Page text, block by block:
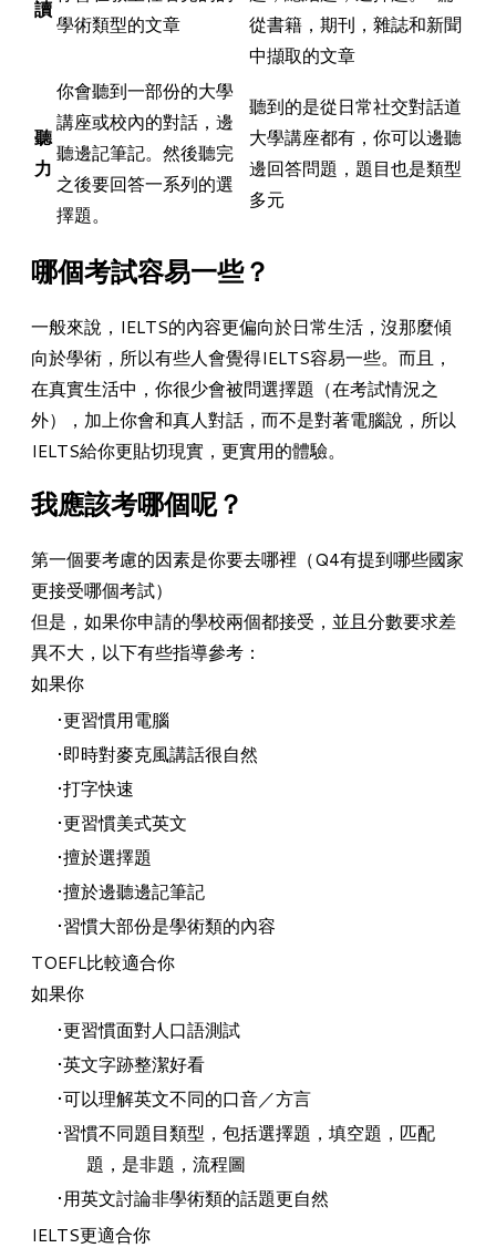
讀
學術類型的文章
從書籍，期刊，雜誌和新聞
中擷取的文章
聽
力
你會聽到一部份的大學
講座或校內的對話，邊
聽邊記筆記。然後聽完
之後要回答一系列的選
擇題。
聽到的是從日常社交對話道
大學講座都有，你可以邊聽
邊回答問題，題目也是類型
多元
哪個考試容易一些？
一般來說，IELTS的內容更偏向於日常生活，沒那麼傾
向於學術，所以有些人會覺得IELTS容易一些。而且，
在真實生活中，你很少會被問選擇題（在考試情況之
外），加上你會和真人對話，而不是對著電腦說，所以
IELTS給你更貼切現實，更實用的體驗。
我應該考哪個呢？
第一個要考慮的因素是你要去哪裡（Q4有提到哪些國家
更接受哪個考試）
但是，如果你申請的學校兩個都接受，並且分數要求差
異不大，以下有些指導參考：
如果你
更習慣用電腦
即時對麥克風講話很自然
打字快速
更習慣美式英文
擅於選擇題
擅於邊聽邊記筆記
習慣大部份是學術類的內容
TOEFL比較適合你
如果你
更習慣面對人口語測試
英文字跡整潔好看
可以理解英文不同的口音／方言
習慣不同題目類型，包括選擇題，填空題，匹配
題，是非題，流程圖
用英文討論非學術類的話題更自然
IELTS更適合你